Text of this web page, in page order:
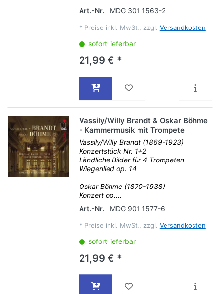
Art.-Nr. MDG 301 1563-2
* Preise inkl. MwSt., zzgl. Versandkosten
sofort lieferbar
21,99 € *
Vassily/Willy Brandt & Oskar Böhme
- Kammermusik mit Trompete
Vassily/Willy Brandt (1869-1923)
Konzertstück Nr. 1+2
Ländliche Bilder für 4 Trompeten
Wiegenlied op. 14
Oskar Böhme (1870-1938)
Konzert op....
Art.-Nr.
MDG 901 1577-6
* Preise inkl. MwSt., zzgl. Versandkosten
sofort lieferbar
21,99 € *